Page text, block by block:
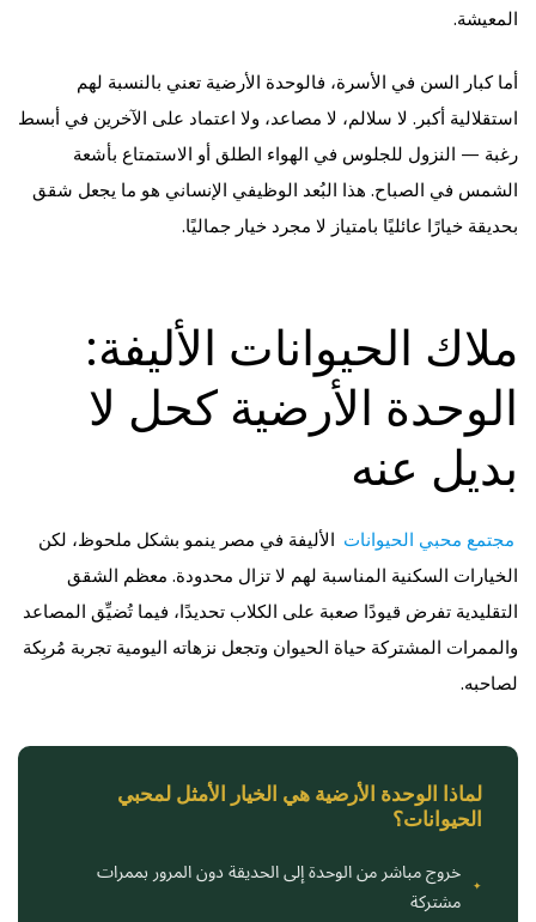
المعيشة.
أما كبار السن في الأسرة، فالوحدة الأرضية تعني بالنسبة لهم
استقلالية أكبر. لا سلالم، لا مصاعد، ولا اعتماد على الآخرين في أبسط
رغبة — النزول للجلوس في الهواء الطلق أو الاستمتاع بأشعة
الشمس في الصباح. هذا البُعد الوظيفي الإنساني هو ما يجعل شقق
بحديقة خيارًا عائليًا بامتياز لا مجرد خيار جماليًا.
ملاك الحيوانات الأليفة:
الوحدة الأرضية كحل لا
بديل عنه
مجتمع محبي الحيوانات الأليفة في مصر ينمو بشكل ملحوظ، لكن
الخيارات السكنية المناسبة لهم لا تزال محدودة. معظم الشقق
التقليدية تفرض قيودًا صعبة على الكلاب تحديدًا، فيما تُضيِّق المصاعد
والممرات المشتركة حياة الحيوان وتجعل نزهاته اليومية تجربة مُربِكة
لصاحبه.
لماذا الوحدة الأرضية هي الخيار الأمثل لمحبي
الحيوانات؟
خروج مباشر من الوحدة إلى الحديقة دون المرور بممرات
مشتركة